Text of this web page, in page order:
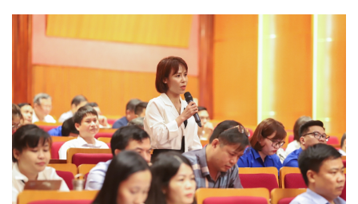
Pháp luật
Vụ án
Tin nóng
Tư vấn luật
Quân sự - Quốc phòng
Vũ khí
Việt Nam
Phân tích